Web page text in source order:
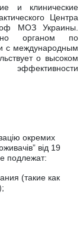
и клинические
Центра
МОЗ Украины
органом по
с международным
о высоком
окремих
вiд 19
подлежат:
(такие как